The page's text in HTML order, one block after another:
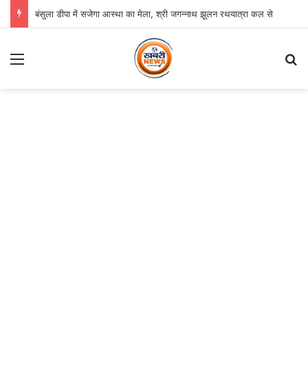
बंसुला डीपा में सजेगा आस्था का मेला, श्री जगन्नाथ झूलन रथयात्रा कल से
Menu